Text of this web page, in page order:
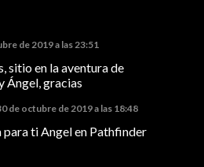
de 2019 a las 23:51
sitio en la aventura de
Ángel, gracias
de octubre de 2019 a las 18:48
para ti Angel en Pathfinder